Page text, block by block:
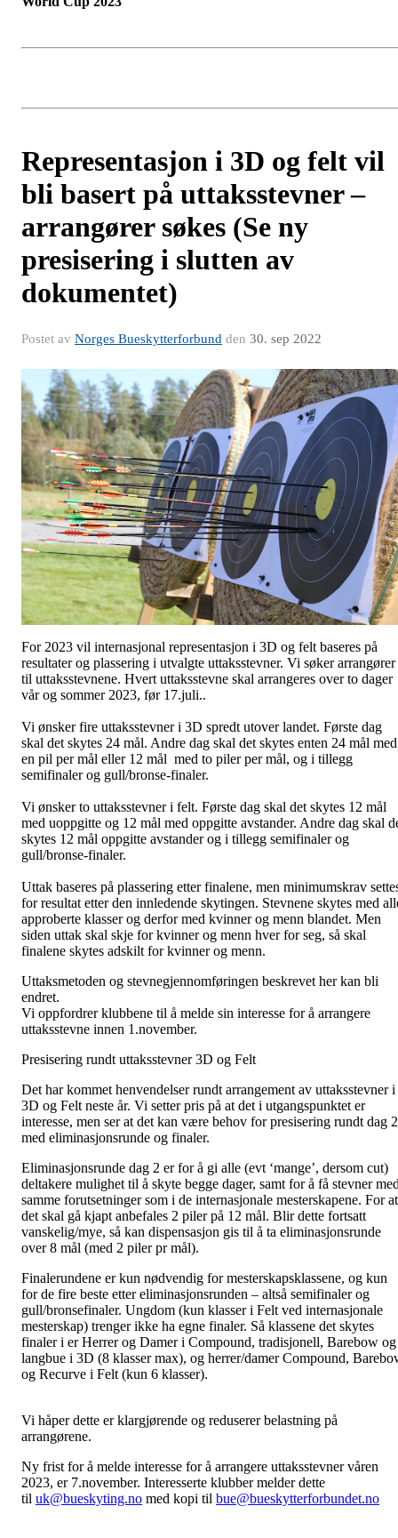
Representasjon i 3D og felt vil
bli basert på uttaksstevner –
arrangører søkes (Se ny
presisering i slutten av
dokumentet)
Postet av Norges Bueskytterforbund den 30. sep 2022
For 2023 vil internasjonal representasjon i 3D og felt baseres på
resultater og plassering i utvalgte uttaksstevner. Vi søker arrangører
til uttaksstevnene. Hvert uttaksstevne skal arrangeres over to dager
vår og sommer 2023, før 17.juli..
Vi ønsker fire uttaksstevner i 3D spredt utover landet. Første dag
skal det skytes 24 mål. Andre dag skal det skytes enten 24 mål med
en pil per mål eller 12 mål med to piler per mål, og i tillegg
semifinaler og gull/bronse-finaler.
Vi ønsker to uttaksstevner i felt. Første dag skal det skytes 12 mål
med uoppgitte og 12 mål med oppgitte avstander. Andre dag skal
skytes 12 mål oppgitte avstander og i tillegg semifinaler og
gull/bronse-finaler.
Uttak baseres på plassering etter finalene, men minimumskrav
for resultat etter den innledende skytingen. Stevnene skytes med
approberte klasser og derfor med kvinner og menn blandet. Men
siden uttak skal skje for kvinner og menn hver for seg, så skal
finalene skytes adskilt for kvinner og menn.
Uttaksmetoden og stevnegjennomføringen beskrevet her kan bli
endret.
Vi oppfordrer klubbene til å melde sin interesse for å arrangere
uttaksstevne innen 1.november.
Presisering rundt uttaksstevner 3D og Felt
Det har kommet henvendelser rundt arrangement av uttaksstevner i
3D og Felt neste år. Vi setter pris på at det i utgangspunktet er
interesse, men ser at det kan være behov for presisering rundt dag 2
med eliminasjonsrunde og finaler.
Eliminasjonsrunde dag 2 er for å gi alle (evt ‘mange’, dersom cut)
deltakere mulighet til å skyte begge dager, samt for å få stevner
samme forutsetninger som i de internasjonale mesterskapene. For at
det skal gå kjapt anbefales 2 piler på 12 mål. Blir dette fortsatt
vanskelig/mye, så kan dispensasjon gis til å ta eliminasjonsrunde
over 8 mål (med 2 piler pr mål).
Finalerundene er kun nødvendig for mesterskapsklassene, og kun
for de fire beste etter eliminasjonsrunden – altså semifinaler og
gull/bronsefinaler. Ungdom (kun klasser i Felt ved internasjonale
mesterskap) trenger ikke ha egne finaler. Så klassene det skytes
finaler i er Herrer og Damer i Compound, tradisjonell, Barebow og
langbue i 3D (8 klasser max), og herrer/damer Compound,
og Recurve i Felt (kun 6 klasser).
Vi håper dette er klargjørende og reduserer belastning på
arrangørene.
Ny frist for å melde interesse for å arrangere uttaksstevner våren
2023, er 7.november. Interesserte klubber melder dette
til uk@bueskyting.no med kopi til bue@bueskytterforbundet.no